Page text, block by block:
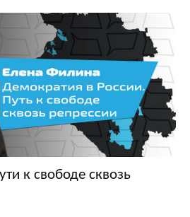
к свободе сквозь